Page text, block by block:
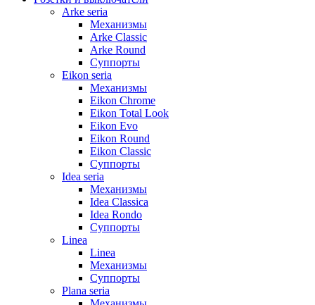
Arke seria
Механизмы
Arke Classic
Arke Round
Суппорты
Eikon seria
Механизмы
Eikon Chrome
Eikon Total Look
Eikon Evo
Eikon Round
Eikon Classic
Суппорты
Idea seria
Механизмы
Idea Classica
Idea Rondo
Суппорты
Linea
Linea
Механизмы
Суппорты
Plana seria